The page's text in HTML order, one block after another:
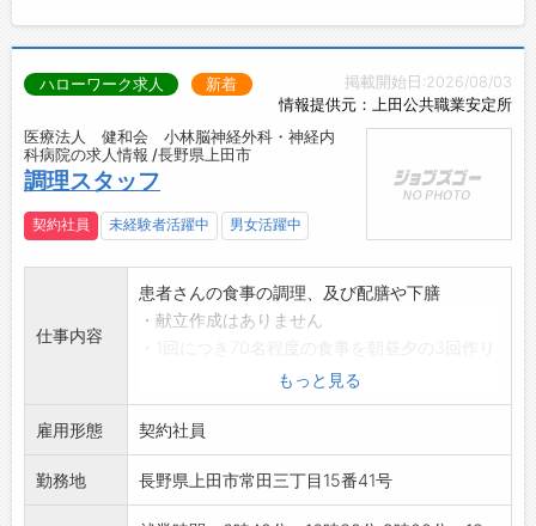
掲載開始日:2026/08/03
情報提供元：上田公共職業安定所
ハローワーク求人 新着
医療法人 健和会 小林脳神経外科・神経内
科病院の求人情報 /長野県上田市
調理スタッフ
契約社員 未経験者活躍中 男女活躍中
仕事内容
患者さんの食事の調理、及び配膳や下膳
・献立作成はありません
・調理スタッフ5名が早番と遅番に分かれて勤
務
(シフト制)
*未経験者は、まず野菜カットなどの下ごしらえ
や盛付から入り、
もっと見る
雇用形態 契約社員
勤務地 長野県上田市常田三丁目15番41号